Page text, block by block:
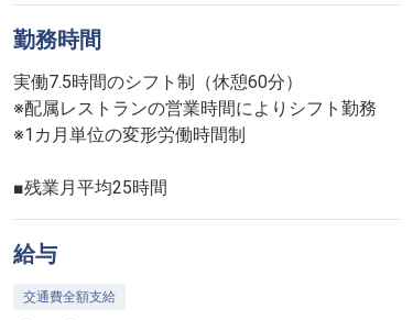
勤務時間
実働7.5時間のシフト制（休憩60分）
※配属レストランの営業時間によりシフト勤務
※1カ月単位の変形労働時間制
■残業月平均25時間
給与
交通費全額支給